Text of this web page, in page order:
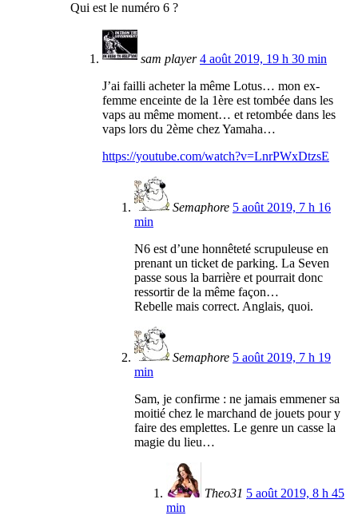
Qui est le numéro 6 ?
sam player 4 août 2019, 19 h 30 min
J’ai failli acheter la même Lotus… mon ex-
femme enceinte de la 1ère est tombée dans les
vaps au même moment… et retombée dans les
vaps lors du 2ème chez Yamaha…
https://youtube.com/watch?v=LnrPWxDtzsE
Semaphore 5 août 2019, 7 h 16
min
N6 est d’une honnêteté scrupuleuse en
prenant un ticket de parking. La Seven
passe sous la barrière et pourrait donc
ressortir de la même façon…
Rebelle mais correct. Anglais, quoi.
Semaphore 5 août 2019, 7 h 19
min
Sam, je confirme : ne jamais emmener sa
moitié chez le marchand de jouets pour y
faire des emplettes. Le genre un casse la
magie du lieu…
Theo31 5 août 2019, 8 h 45
min